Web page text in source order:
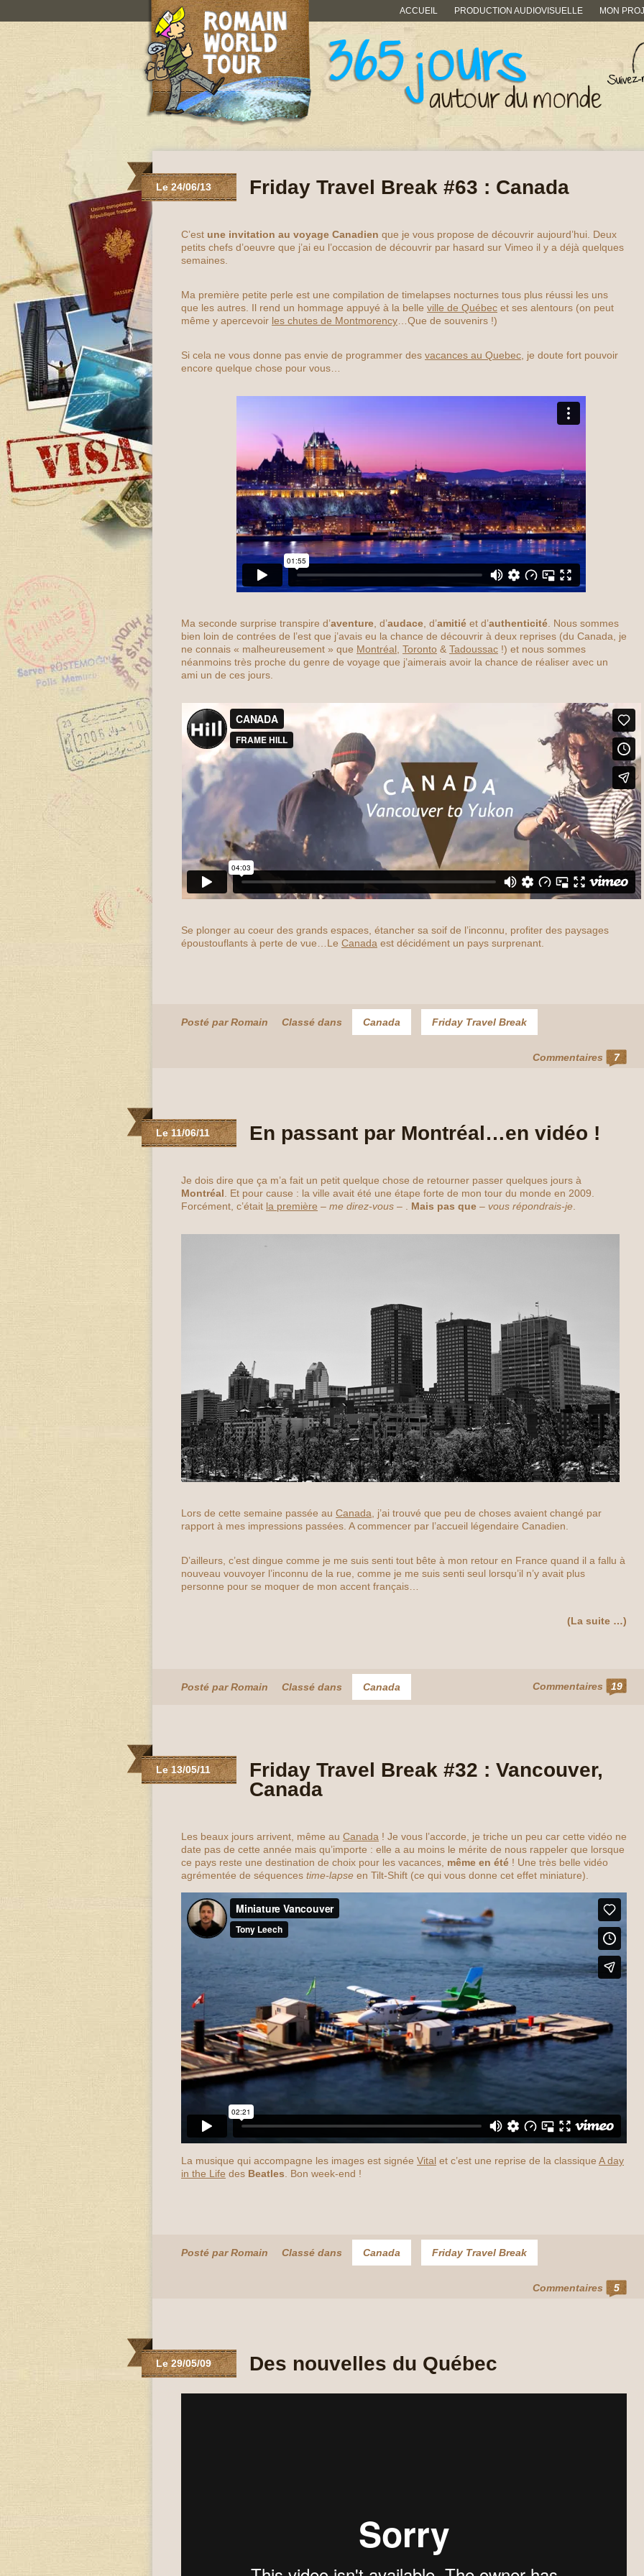
ACCUEIL PRODUCTION AUDIOVISUELLE MON
Le 24/06/13 Friday Travel Break #63 : Canada
C’est une invitation au voyage Canadien que je vous propose de découvrir aujourd’hui. Deux
petits chefs d’oeuvre que j’ai eu l’occasion de découvrir par hasard sur Vimeo il y a déjà quelques
semaines.
Ma première petite perle est une compilation de timelapses nocturnes tous plus réussi les uns
que les autres. Il rend un hommage appuyé à la belle ville de Québec et ses alentours (on peut
même y apercevoir les chutes de Montmorency …Que de souvenirs !)
Si cela ne vous donne pas envie de programmer des vacances au Quebec , je doute fort pouvoir
encore quelque chose pour vous…
Ma seconde surprise transpire d’aventure , d’audace , d’amitié et d’authenticité . Nous sommes
bien loin de contrées de l’est que j’avais eu la chance de découvrir à deux reprises (du Canada, je
ne connais « malheureusement » que Montréal Toronto & Tadoussac !) et nous sommes
néanmoins très proche du genre de voyage que j’aimerais avoir la chance de réaliser avec un
ami un de ces jours.
Se plonger au coeur des grands espaces, étancher sa soif de l’inconnu, profiter des paysages
époustouflants à perte de vue…Le Canada est décidément un pays surprenant.
Posté par Romain Classé dans Canada Friday Travel Break
Commentaires 7
Le 11/06/11 En passant par Montréal…en vidéo !
Je dois dire que ça m’a fait un petit quelque chose de retourner passer quelques jours à
Montréal . Et pour cause : la ville avait été une étape forte de mon tour du monde en 2009.
Forcément, c’était la première – me direz-vous – . Mais pas que – vous répondrais-je
Lors de cette semaine passée au Canada , j’ai trouvé que peu de choses avaient changé par
rapport à mes impressions passées. A commencer par l’accueil légendaire Canadien.
D’ailleurs, c’est dingue comme je me suis senti tout bête à mon retour en France quand il a fallu à
nouveau vouvoyer l’inconnu de la rue, comme je me suis senti seul lorsqu’il n’y avait plus
personne pour se moquer de mon accent français…
(La suite …)
Posté par Romain Classé dans Canada Commentaires 19
Le 13/05/11
Friday Travel Break #32 : Vancouver,
Canada
Les beaux jours arrivent, même au Canada ! Je vous l’accorde, je triche un peu car cette vidéo ne
date pas de cette année mais qu’importe : elle a au moins le mérite de nous rappeler que lorsque
ce pays reste une destination de choix pour les vacances, même en été ! Une très belle vidéo
agrémentée de séquences time-lapse en Tilt-Shift (ce qui vous donne cet effet miniature).
La musique qui accompagne les images est signée Vital et c’est une reprise de la classique A day
in the Life des Beatles . Bon week-end !
Posté par Romain Classé dans Canada Friday Travel Break
Commentaires 5
Le 29/05/09 Des nouvelles du Québec